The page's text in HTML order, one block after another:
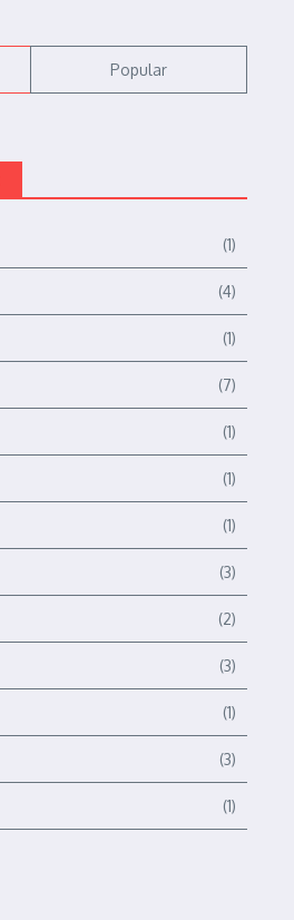
Popular
(1)
(4)
(1)
(7)
(1)
(1)
(1)
(3)
(2)
(3)
(1)
(3)
(1)